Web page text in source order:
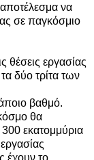
να
σε παγκόσμιο
θέσεις εργασίας
δύο τρίτα των
βαθμό.
θα
εκατομμύρια
έχουν το